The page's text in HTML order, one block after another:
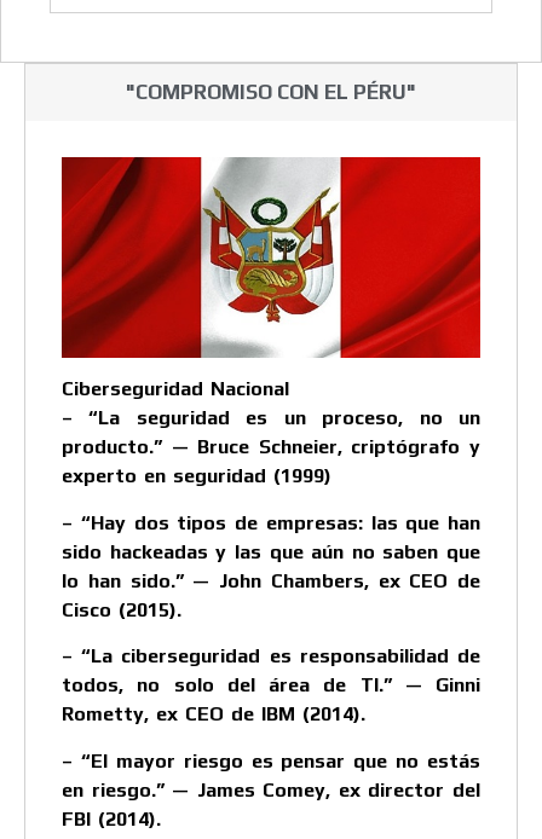
"COMPROMISO CON EL PÉRU"
Ciberseguridad Nacional
– “La seguridad es un proceso, no un
producto.” — Bruce Schneier, criptógrafo y
experto en seguridad (1999)
– “Hay dos tipos de empresas: las que han
sido hackeadas y las que aún no saben que
lo han sido.” — John Chambers, ex CEO de
Cisco (2015).
– “La ciberseguridad es responsabilidad de
todos, no solo del área de TI.” — Ginni
Rometty, ex CEO de IBM (2014).
– “El mayor riesgo es pensar que no estás
en riesgo.” — James Comey, ex director del
FBI (2014).